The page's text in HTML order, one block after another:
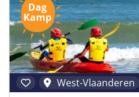
Dag
Kamp
West-Vlaanderen